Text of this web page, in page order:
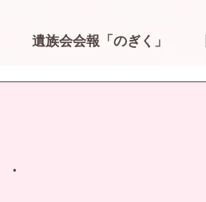
遺族会会報「のぎく」